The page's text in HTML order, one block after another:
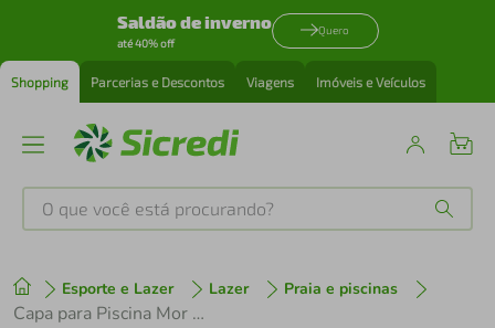
Saldão de inverno
até 40% off
Quero
Shopping Parcerias e Descontos Viagens Imóveis e Veículos
O que você está procurando?
Esporte e Lazer Lazer Praia e piscinas
Capa para Piscina Mor 2400 Litros
1º tenis